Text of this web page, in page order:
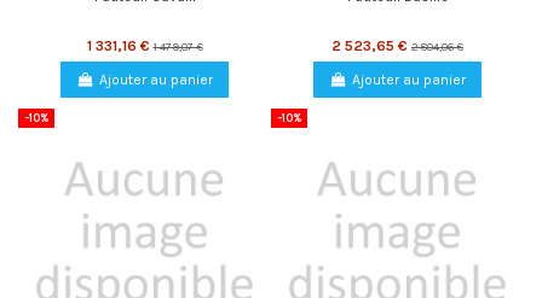
1 331,16 € 1 479,07 €
Ajouter au panier
2 523,65 € 2 804,06 €
Ajouter au panier
-10% -10%